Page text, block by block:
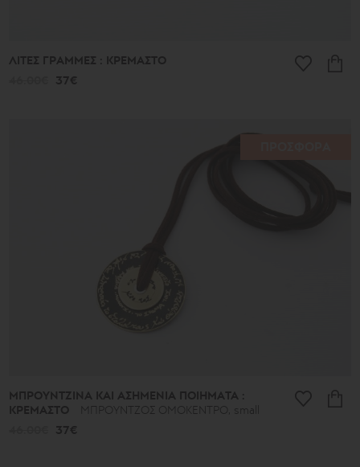
ΛΙΤΕΣ ΓΡΑΜΜΕΣ : ΚΡΕΜΑΣΤΟ
37€
ΜΠΡΟΥΝΤΖΙΝΑ ΚΑΙ ΑΣΗΜΕΝΙΑ ΠΟΙΗΜΑΤΑ :
ΚΡΕΜΑΣΤΟ
ΜΠΡΟΥΝΤΖΟΣ ΟΜΟΚΕΝΤΡΟ, small
37€